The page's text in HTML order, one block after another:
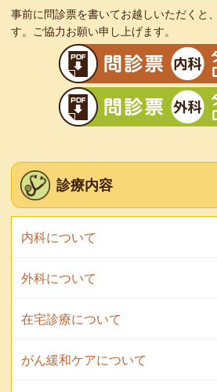
事前に問診票を書いてお越しいただくと
す。ご協力お願い申し上げます。
診療内容
内科について
外科について
在宅診療について
がん緩和ケアについて